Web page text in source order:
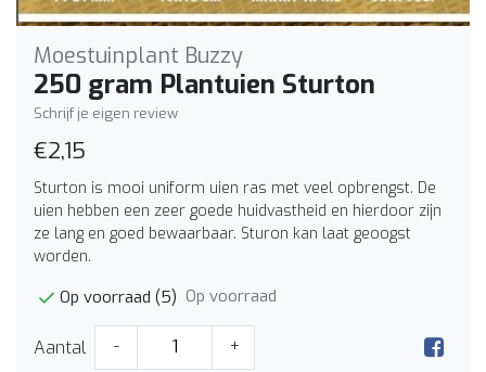
Moestuinplant Buzzy
250 gram Plantuien Sturton
Schrijf je eigen review
€2,15
Sturton is mooi uniform uien ras met veel opbrengst. De
uien hebben een zeer goede huidvastheid en hierdoor zijn
ze lang en goed bewaarbaar. Sturon kan laat geoogst
worden.
Op voorraad (5) Op voorraad
Aantal - +